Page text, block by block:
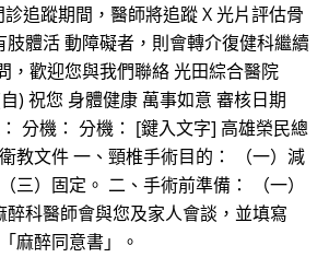
追蹤期間，醫師將追蹤 X 光片評估骨
體活 動障礙者，則會轉介復健科繼續
，歡迎您與我們聯絡 光田綜合醫院
) 祝您 身體健康 萬事如意 審核日期
分機： 分機： [鍵入文字] 高雄榮民總
教文件 一、頸椎手術目的： （一）減
三）固定。 二、手術前準備： （一）
科醫師會與您及家人會談，並填寫
麻醉同意書」。